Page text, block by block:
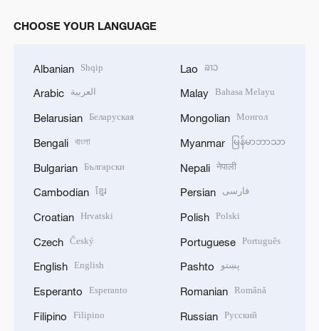
CHOOSE YOUR LANGUAGE
Albanian Shqip
Arabic العربية
Belarusian Беларуская
Bengali বাংলা
Bulgarian Български
Cambodian ខ្មែរ
Croatian Hrvatski
Czech Český
English English
Esperanto Esperanto
Filipino Filipino
Lao ລາວ
Malay Bahasa Melayu
Mongolian Монгол
Myanmar မြန်မာဘာသာ
Nepali नेपाली
Persian فارسی
Polish Polski
Portuguese Português
Pashto پښتو
Romanian Română
Russian Русский